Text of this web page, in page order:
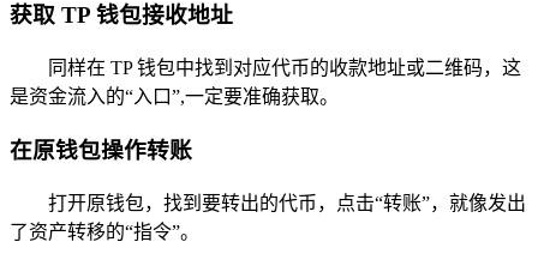
获取 TP 钱包接收地址
同样在 TP 钱包中找到对应代币的收款地址或二维码，这
是资金流入的“入口”,一定要准确获取。
在原钱包操作转账
打开原钱包，找到要转出的代币，点击“转账”，就像发出
了资产转移的“指令”。